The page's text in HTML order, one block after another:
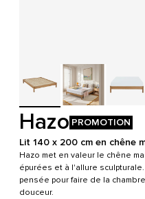
Hazo PROMOTION
Lit 140 x 200 cm en chêne
Hazo met en valeur le chêne
épurées et à l'allure
pensée pour faire de la
douceur.